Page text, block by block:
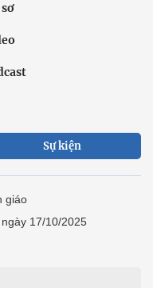
Sự kiện
giáo
17/10/2025